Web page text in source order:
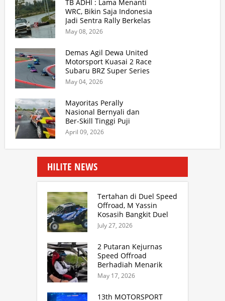
TB ADHI : Lama Menanti
WRC, Bikin Saja Indonesia
Jadi Sentra Rally Berkelas
Asia Lebih Menarik
May 08, 2026
Demas Agil Dewa United
Motorsport Kuasai 2 Race
Subaru BRZ Super Series
2026
May 04, 2026
Mayoritas Perally
Nasional Bernyali dan
Ber-Skill Tinggi Puji
Lintasan SS Aspal
Kejurnas Sprint Rally
Sumut
April 09, 2026
HILITE NEWS
Tertahan di Duel Speed
Offroad, M Yassin
Kosasih Bangkit Duel
Sprint Rally. TB Adhi
Juara Kejurnas Speed
July 27, 2026
2 Putaran Kejurnas
Speed Offroad
Berhadiah Menarik
Siap Digelar di SS
Hidzie Cikembar
May 17, 2026
13th MOTORSPORT